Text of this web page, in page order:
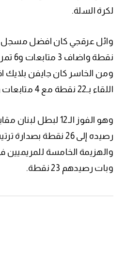
لكرة السلة.
نقطة واضاف 3 متابعات و6 تمريرات حاسمة.
ومن الخاسر كان جايفن
اللقاء بـ22 نقطة مع 4 متابعات و6 تمريرات حاسمة.
وهو الفوز الـ12 لبطل
رصيده إلى 26 نقطة
وبات رصيدهم 23 نقطة.